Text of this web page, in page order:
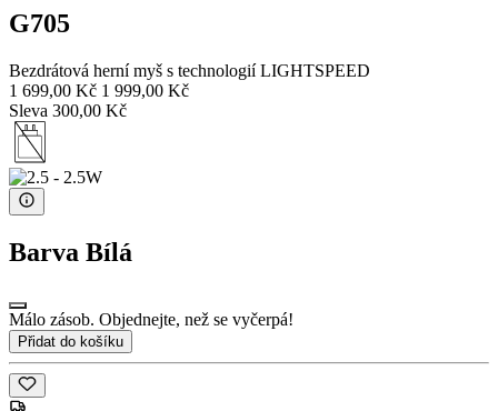
G705
Bezdrátová herní myš s technologií LIGHTSPEED
1 699,00 Kč 1 999,00 Kč
Sleva 300,00 Kč
Barva Bílá
Málo zásob. Objednejte, než se vyčerpá!
Přidat do košíku